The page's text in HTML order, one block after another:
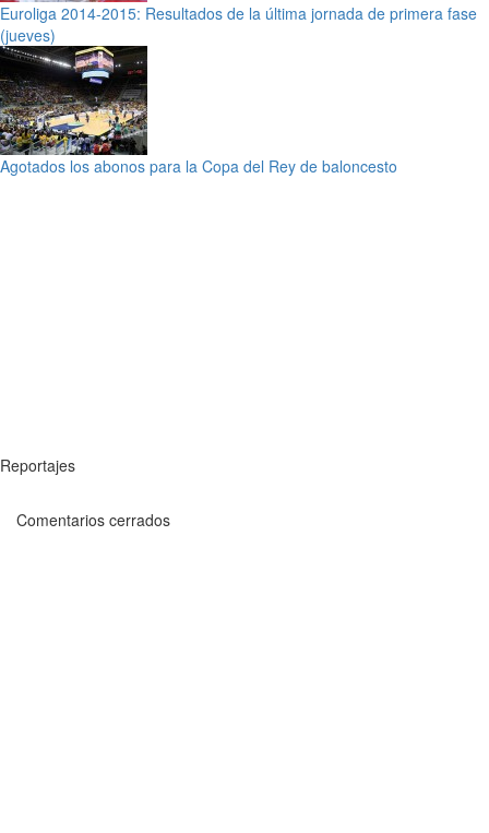
Euroliga 2014-2015: Resultados de la última jornada de primera fase
(jueves)
Agotados los abonos para la Copa del Rey de baloncesto
Reportajes
Comentarios cerrados